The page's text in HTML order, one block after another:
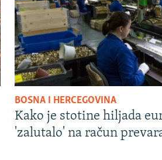
BOSNA I HERCEGOVINA
Kako je stotine hiljada
'zalutalo' na račun